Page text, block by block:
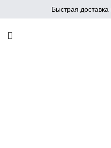
Быстрая